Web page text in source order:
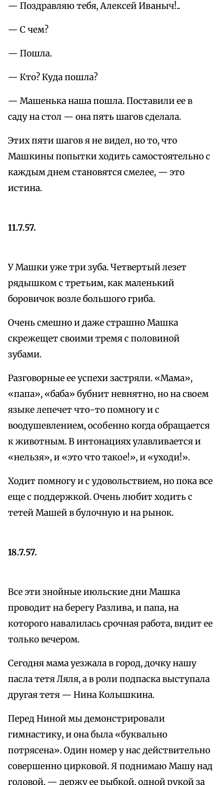
— Поздравляю тебя, Алексей Иваныч!..
— С чем?
— Пошла.
— Кто? Куда пошла?
— Машенька наша пошла. Поставили ее в
саду на стол — она пять шагов сделала.
Этих пяти шагов я не видел, но то, что
Машкины попытки ходить самостоятельно с
каждым днем становятся смелее, — это
истина.
11.7.57.
У Машки уже три зуба. Четвертый лезет
рядышком с третьим, как маленький
боровичок возле большого гриба.
Очень смешно и даже страшно Машка
скрежещет своими тремя с половиной
зубами.
Разговорные ее успехи застряли. «Мама»,
«папа», «баба» бубнит невнятно, но на своем
языке лепечет что-то помногу и с
воодушевлением, особенно когда обращается
к животным. В интонациях улавливается и
«нельзя», и «это что такое!», и «уходи!».
Ходит помногу и с удовольствием, но пока все
еще с поддержкой. Очень любит ходить с
тетей Машей в булочную и на рынок.
18.7.57.
Все эти знойные июльские дни Машка
проводит на берегу Разлива, и папа, на
которого навалилась срочная работа, видит ее
только вечером.
Сегодня мама уезжала в город, дочку нашу
пасла тетя Ляля, а в роли подпаска выступала
другая тетя — Нина Колышкина.
Перед Ниной мы демонстрировали
гимнастику, и она была «буквально
потрясена». Один номер у нас действительно
совершенно цирковой. Я поднимаю Машу над
головой, — держу ее рыбкой, одной рукой за